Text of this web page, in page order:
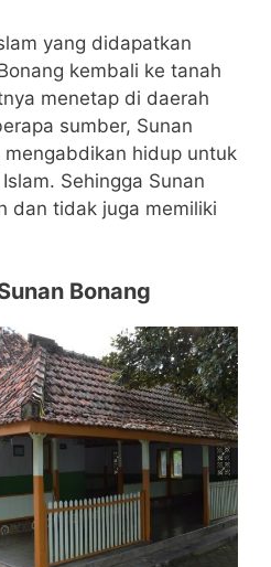
yang didapatkan
kembali ke tanah
menetap di daerah
sumber, Sunan
hidup untuk
Sehingga Sunan
dan tidak juga memiliki
Bonang